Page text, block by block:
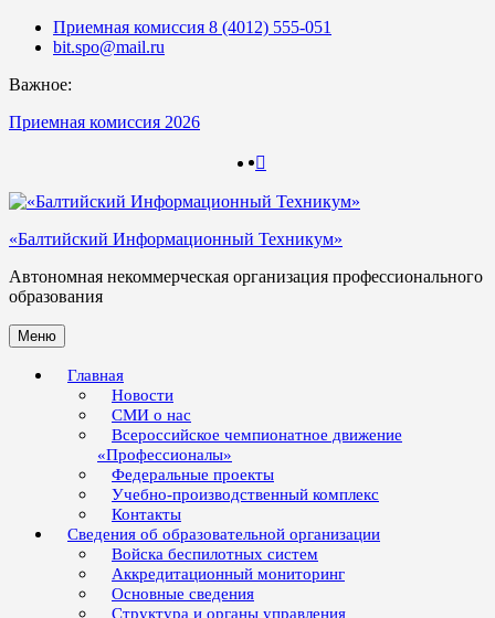
Skip
Приемная комиссия 8 (4012) 555-051
bit.spo@mail.ru
Важное:
Приемная комиссия 2026
«Балтийский Информационный Техникум»
Автономная некоммерческая организация профессионального
образования
Меню
Главная
Новости
СМИ о нас
Всероссийское чемпионатное движение
«Профессионалы»
Федеральные проекты
Учебно-производственный комплекс
Контакты
Сведения об образовательной организации
Войска беспилотных систем
Аккредитационный мониторинг
Основные сведения
Структура и органы управления